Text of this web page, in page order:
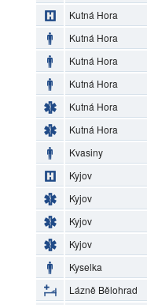
Kutná Hora
Kutná Hora
Kutná Hora
Kutná Hora
Kutná Hora
Kutná Hora
Kvasiny
Kyjov
Kyjov
Kyjov
Kyjov
Kyselka
Lázně Bělohrad